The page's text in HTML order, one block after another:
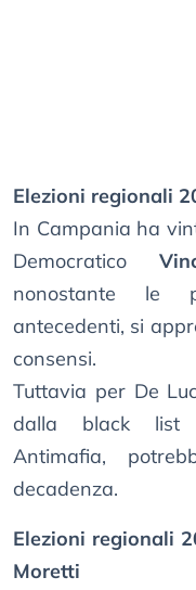
Elezioni regionali
In Campania ha
Democratico
nonostante le
antecedenti, si
consensi.
Tuttavia per De
dalla black list
Antimafia,
decadenza.
Elezioni regionali
Moretti